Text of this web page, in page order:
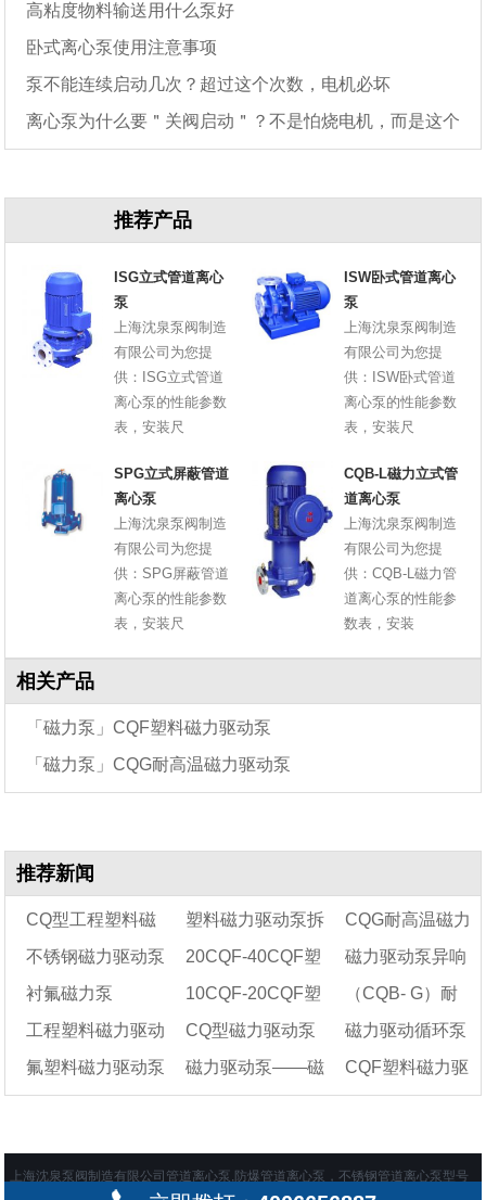
高粘度物料输送用什么泵好
卧式离心泵使用注意事项
泵不能连续启动几次？超过这个次数，电机必坏
离心泵为什么要＂关阀启动＂？不是怕烧电机，而是这个
推荐产品
ISG立式管道离心
泵
上海沈泉泵阀制造
有限公司为您提
供：ISG立式管道
离心泵的性能参数
表，安装尺
ISW卧式管道离心
泵
上海沈泉泵阀制造
有限公司为您提
供：ISW卧式管道
离心泵的性能参数
表，安装尺
SPG立式屏蔽管道
离心泵
上海沈泉泵阀制造
有限公司为您提
供：SPG屏蔽管道
离心泵的性能参数
表，安装尺
CQB-L磁力立式管
道离心泵
上海沈泉泵阀制造
有限公司为您提
供：CQB-L磁力管
道离心泵的性能参
数表，安装
相关产品
「磁力泵」CQF塑料磁力驱动泵
「磁力泵」CQG耐高温磁力驱动泵
推荐新闻
CQ型工程塑料磁
力驱动泵工作原理及
规格型号参数表
塑料磁力驱动泵拆
卸注意事项
CQG耐高温磁力
驱动泵型号意义及
性能参数表
不锈钢磁力驱动泵
—CQ系列
20CQF-40CQF塑
料磁力驱动泵
磁力驱动泵异响
有哪些原因
衬氟磁力泵 10CQF-20CQF塑
料磁力驱动泵
（CQB- G）耐
高温磁力驱动泵
——离心泵
工程塑料磁力驱动
泵叶轮损坏的原因是
CQ型磁力驱动泵
的结构特点
磁力驱动循环泵
可以应用在哪些领
氟塑料磁力驱动泵 磁力驱动泵——磁 CQF塑料磁力驱
上海沈泉泵阀制造有限公司管道离心泵,防爆管道离心泵，不锈钢管道离心泵型号